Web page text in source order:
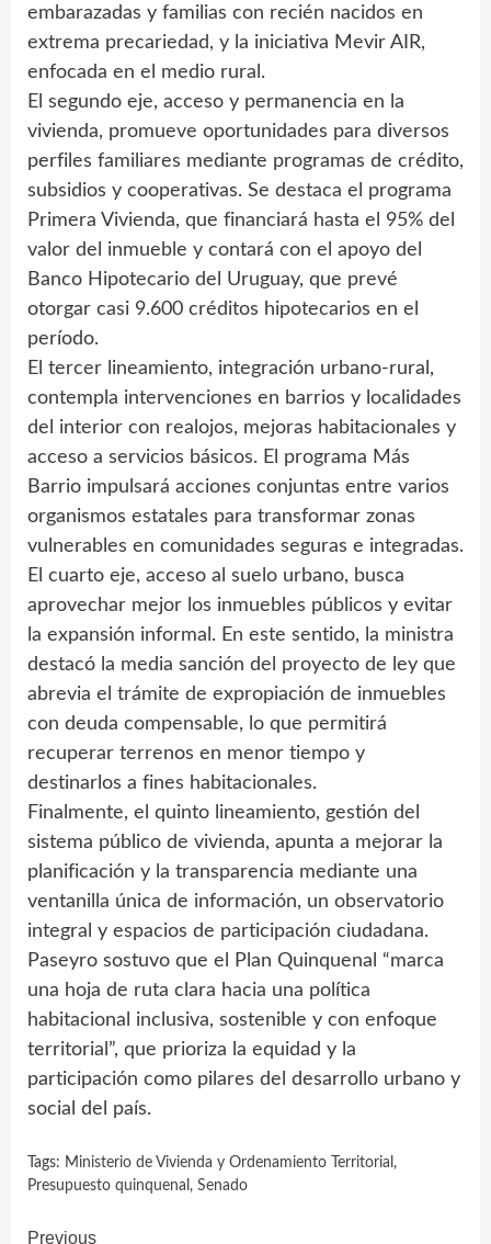
embarazadas y familias con recién nacidos en
extrema precariedad, y la iniciativa Mevir AIR,
enfocada en el medio rural.
El segundo eje, acceso y permanencia en la
vivienda, promueve oportunidades para diversos
perfiles familiares mediante programas de crédito,
subsidios y cooperativas. Se destaca el programa
Primera Vivienda, que financiará hasta el 95% del
valor del inmueble y contará con el apoyo del
Banco Hipotecario del Uruguay, que prevé
otorgar casi 9.600 créditos hipotecarios en el
período.
El tercer lineamiento, integración urbano-rural,
contempla intervenciones en barrios y localidades
del interior con realojos, mejoras habitacionales y
acceso a servicios básicos. El programa Más
Barrio impulsará acciones conjuntas entre varios
organismos estatales para transformar zonas
vulnerables en comunidades seguras e integradas.
El cuarto eje, acceso al suelo urbano, busca
aprovechar mejor los inmuebles públicos y evitar
la expansión informal. En este sentido, la ministra
destacó la media sanción del proyecto de ley que
abrevia el trámite de expropiación de inmuebles
con deuda compensable, lo que permitirá
recuperar terrenos en menor tiempo y
destinarlos a fines habitacionales.
Finalmente, el quinto lineamiento, gestión del
sistema público de vivienda, apunta a mejorar la
planificación y la transparencia mediante una
ventanilla única de información, un observatorio
integral y espacios de participación ciudadana.
Paseyro sostuvo que el Plan Quinquenal “marca
una hoja de ruta clara hacia una política
habitacional inclusiva, sostenible y con enfoque
territorial”, que prioriza la equidad y la
participación como pilares del desarrollo urbano y
social del país.
Tags: Ministerio de Vivienda y Ordenamiento Territorial ,
Presupuesto quinquenal , Senado
Previous